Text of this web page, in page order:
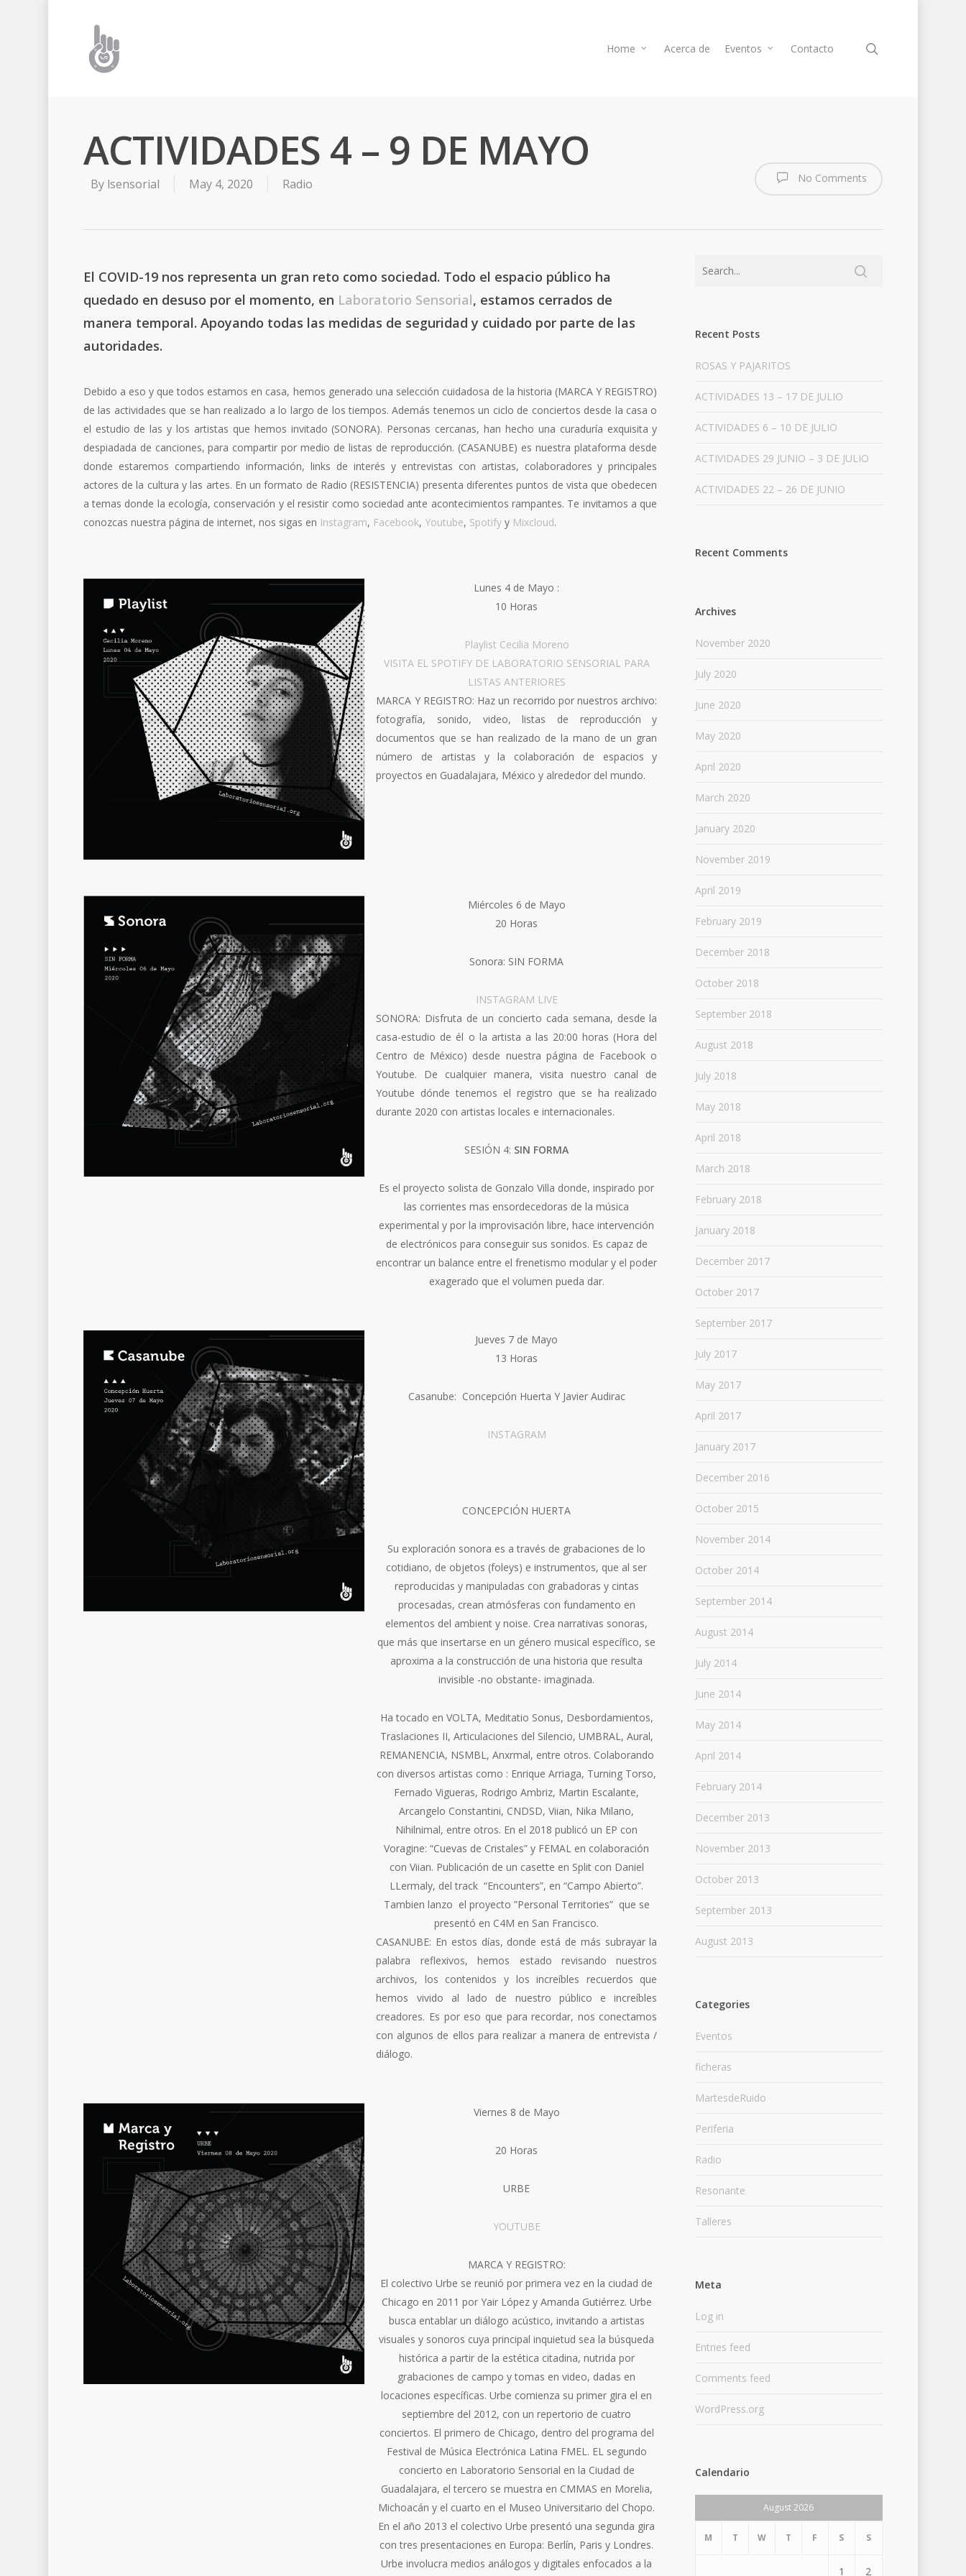
Home Acerca de Eventos Contacto
ACTIVIDADES 4 – 9 DE MAYO
By lsensorial May 4, 2020 Radio No Comments
El COVID-19 nos representa un gran reto como sociedad. Todo el espacio público ha
quedado en desuso por el momento, en Laboratorio Sensorial, estamos cerrados de
manera temporal. Apoyando todas las medidas de seguridad y cuidado por parte de las
autoridades.
Debido a eso y que todos estamos en casa, hemos generado una selección cuidadosa de la historia (MARCA Y REGISTRO)
de las actividades que se han realizado a lo largo de los tiempos. Además tenemos un ciclo de conciertos desde la casa o
el estudio de las y los artistas que hemos invitado (SONORA). Personas cercanas, han hecho una curaduría exquisita y
despiadada de canciones, para compartir por medio de listas de reproducción. (CASANUBE) es nuestra plataforma desde
donde estaremos compartiendo información, links de interés y entrevistas con artistas, colaboradores y principales
actores de la cultura y las artes. En un formato de Radio (RESISTENCIA) presenta diferentes puntos de vista que obedecen
a temas donde la ecología, conservación y el resistir como sociedad ante acontecimientos rampantes. Te invitamos a que
conozcas nuestra página de internet, nos sigas en Instagram, Facebook, Youtube, Spotifyy Mixcloud.
Lunes 4 de Mayo :
10 Horas
Playlist Cecilia Moreno
VISITA EL SPOTIFY DE LABORATORIO SENSORIAL PARA
LISTAS ANTERIORES
MARCA Y REGISTRO: Haz un recorrido por nuestros archivo:
fotografía, sonido, video, listas de reproducción y
documentos que se han realizado de la mano de un gran
número de artistas y la colaboración de espacios y
proyectos en Guadalajara, México y alrededor del mundo.
Miércoles 6 de Mayo
20 Horas
Sonora: SIN FORMA
INSTAGRAM LIVE
SONORA: Disfruta de un concierto cada semana, desde la
casa-estudio de él o la artista a las 20:00 horas (Hora del
Centro de México) desde nuestra página de Facebook o
Youtube. De cualquier manera, visita nuestro canal de
Youtube dónde tenemos el registro que se ha realizado
durante 2020 con artistas locales e internacionales.
SESIÓN 4: SIN FORMA
Es el proyecto solista de Gonzalo Villa donde, inspirado por
las corrientes mas ensordecedoras de la música
experimental y por la improvisación libre, hace intervención
de electrónicos para conseguir sus sonidos. Es capaz de
encontrar un balance entre el frenetismo modular y el poder
exagerado que el volumen pueda dar.
Jueves 7 de Mayo
13 Horas
Casanube: Concepción Huerta Y Javier Audirac
INSTAGRAM
CONCEPCIÓN HUERTA
Su exploración sonora es a través de grabaciones de lo
cotidiano, de objetos (foleys) e instrumentos, que al ser
reproducidas y manipuladas con grabadoras y cintas
procesadas, crean atmósferas con fundamento en
elementos del ambient y noise. Crea narrativas sonoras,
que más que insertarse en un género musical específico, se
aproxima a la construcción de una historia que resulta
invisible -no obstante- imaginada.
Ha tocado en VOLTA, Meditatio Sonus, Desbordamientos,
Traslaciones II, Articulaciones del Silencio, UMBRAL, Aural,
REMANENCIA, NSMBL, Anxrmal, entre otros. Colaborando
con diversos artistas como : Enrique Arriaga, Turning Torso,
Fernado Vigueras, Rodrigo Ambriz, Martin Escalante,
Arcangelo Constantini, CNDSD, Viian, Nika Milano,
Nihilnimal, entre otros. En el 2018 publicó un EP con
Voragine: “Cuevas de Cristales” y FEMAL en colaboración
con Viian. Publicación de un casette en Split con Daniel
LLermaly, del track “Encounters”, en “Campo Abierto”.
Tambien lanzo el proyecto ”Personal Territories” que se
presentó en C4M en San Francisco.
CASANUBE: En estos días, donde está de más subrayar la
palabra reflexivos, hemos estado revisando nuestros
archivos, los contenidos y los increíbles recuerdos que
hemos vivido al lado de nuestro público e increíbles
creadores. Es por eso que para recordar, nos conectamos
con algunos de ellos para realizar a manera de entrevista /
diálogo.
Viernes 8 de Mayo
20 Horas
URBE
YOUTUBE
MARCA Y REGISTRO:
El colectivo Urbe se reunió por primera vez en la ciudad de
Chicago en 2011 por Yair López y Amanda Gutiérrez. Urbe
busca entablar un diálogo acústico, invitando a artistas
visuales y sonoros cuya principal inquietud sea la búsqueda
histórica a partir de la estética citadina, nutrida por
grabaciones de campo y tomas en video, dadas en
locaciones específicas. Urbe comienza su primer gira el en
septiembre del 2012, con un repertorio de cuatro
conciertos. El primero de Chicago, dentro del programa del
Festival de Música Electrónica Latina FMEL. EL segundo
concierto en Laboratorio Sensorial en la Ciudad de
Guadalajara, el tercero se muestra en CMMAS en Morelia,
Michoacán y el cuarto en el Museo Universitario del Chopo.
En el año 2013 el colectivo Urbe presentó una segunda gira
con tres presentaciones en Europa: Berlín, Paris y Londres.
Urbe involucra medios análogos y digitales enfocados a la
Recent Posts
ROSAS Y PAJARITOS
ACTIVIDADES 13 – 17 DE JULIO
ACTIVIDADES 6 – 10 DE JULIO
ACTIVIDADES 29 JUNIO – 3 DE JULIO
ACTIVIDADES 22 – 26 DE JUNIO
Recent Comments
Archives
November 2020
July 2020
June 2020
May 2020
April 2020
March 2020
January 2020
November 2019
April 2019
February 2019
December 2018
October 2018
September 2018
August 2018
July 2018
May 2018
April 2018
March 2018
February 2018
January 2018
December 2017
October 2017
September 2017
July 2017
May 2017
April 2017
January 2017
December 2016
October 2015
November 2014
October 2014
September 2014
August 2014
July 2014
June 2014
May 2014
April 2014
February 2014
December 2013
November 2013
October 2013
September 2013
August 2013
Categories
Eventos
ficheras
MartesdeRuido
Periferia
Radio
Resonante
Talleres
Meta
Log in
Entries feed
Comments feed
WordPress.org
Calendario
August 2026
M T W T F S S
1 2